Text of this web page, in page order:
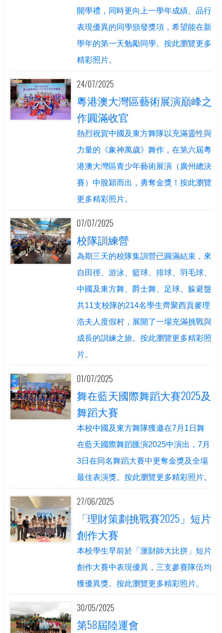
開學禮，同時更向上一學年成績、品行
表現優異的同學頒發獎項，希望能在新
學年的第一天勉勵同學。按此瀏覽更多
精彩照片。
24/07/2025
粵港澳大灣區藝術展演巔峰之
作圓滿收官
熱烈祝賀中國及東方舞隊以充滿靈性與
力量的《象神萬歲》舞作，在第六屆粵
港澳大灣區青少年藝術展演（廣州總決
賽）中脫穎而出，勇奪金獎！按此瀏覽
更多精彩照片。
07/07/2025
校隊訓練營
為期三天的校隊集訓營已圓滿結束，來
自田徑、游泳、籃球、排球、羽毛球、
中國及東方舞、爵士舞、足球、躲避盤
共11支校隊的214名學生齊聚西貢麥理
浩夫人度假村，展開了一場充滿挑戰與
成長的訓練之旅。按此瀏覽更多精彩照
片。
01/07/2025
舞在藍天國際舞蹈大賽2025及
舞蹈大賽
本校中國及東方舞隊獲邀在7月1日舞
在藍天國際舞蹈匯演2025中演出，7月
3日在同名舞蹈大賽中更奪金獎及全場
最佳表演獎。按此瀏覽更多精彩照片。
27/06/2025
「理財策劃挑戰賽2025」短片
創作大賽
本校學生早前於「滙財師大比拼」短片
創作大賽中表現優異，三支參賽隊伍均
獲優異獎。按此瀏覽更多精彩照片。
30/05/2025
第58屆陸運會